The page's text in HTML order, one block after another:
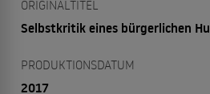
ORIGINALTITEL
Selbstkritik eines bürgerlichen
PRODUKTIONSDATUM
2017